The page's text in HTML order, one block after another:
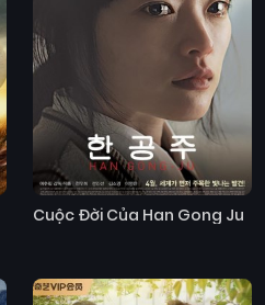
Cuộc Đời Của Han Gong Ju